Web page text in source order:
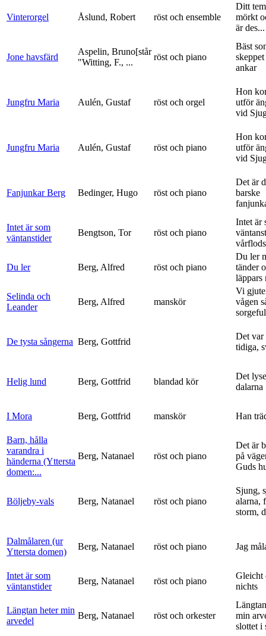
Vinterorgel Åslund, Robert röst och ensemble
Ditt
mörkt
är des...
Jone havsfärd
Aspelin, Bruno[står
"Witting, F., ...
röst och piano
Bäst
ankar
Jungfru Maria Aulén, Gustaf röst och orgel
Hon
utför
vid
Jungfru Maria Aulén, Gustaf röst och piano
Hon
utför
vid
Fanjunkar Berg Bedinger, Hugo röst och piano
Det är
barske
Intet är som
väntanstider
Bengtson, Tor röst och piano
Intet är
Du ler Berg, Alfred röst och piano
Du ler
tänder
läppars
Selinda och
Leander
Berg, Alfred manskör
Vi
vågen
De tysta sångerna Berg, Gottfrid
Det var
tidiga,
Helig lund Berg, Gottfrid blandad kör
Det
dalarna
I Mora Berg, Gottfrid manskör Han
Barn, hålla
varandra i
händerna (Yttersta
domen:...
Berg, Natanael röst och piano
Det är
på
Guds
Böljeby-vals Berg, Natanael röst och piano
Sjung,
alarna,
storm,
Dalmålaren (ur
Yttersta domen)
Berg, Natanael röst och piano Jag
Intet är som
väntanstider
Berg, Natanael röst och piano
Gleicht
nichts
Längtan heter min
arvedel
Berg, Natanael röst och orkester
min
slottet i